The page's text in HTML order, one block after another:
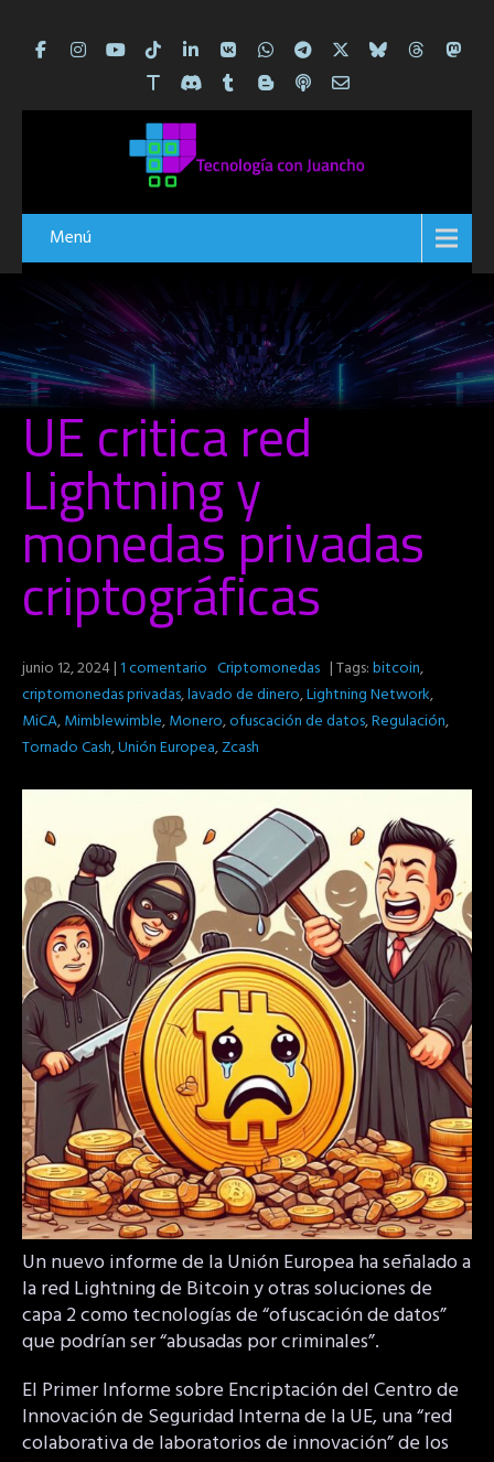
Menú
UE critica red
Lightning y
monedas privadas
criptográficas
junio 12, 2024|1 comentario Criptomonedas | Tags:bitcoin,
criptomonedas privadas,lavado de dinero,Lightning Network,
MiCA,Mimblewimble,Monero,ofuscación de datos,Regulación,
Tornado Cash,Unión Europea,Zcash
Un nuevo informe de la Unión Europea ha señalado a
la red Lightning de Bitcoin y otras soluciones de
capa 2 como tecnologías de “ofuscación de datos”
que podrían ser “abusadas por criminales”.
El Primer Informe sobre Encriptación del Centro de
Innovación de Seguridad Interna de la UE, una “red
colaborativa de laboratorios de innovación” de los